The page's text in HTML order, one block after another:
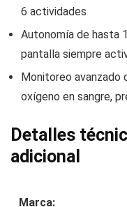
6 actividades
Autonomía de hasta
pantalla siempre
Monitoreo avanzado
oxígeno en sangre,
Detalles
adicional
Marca: